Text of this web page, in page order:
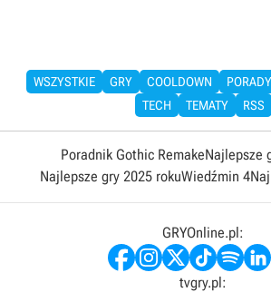
WSZYSTKIE GRY COOLDOWN PORADY
TECH
TEMATY RSS
Poradnik Gothic RemakeNajlepsze
Najlepsze gry 2025 rokuWiedźmin 4
GRYOnline.pl:
tvgry.pl: